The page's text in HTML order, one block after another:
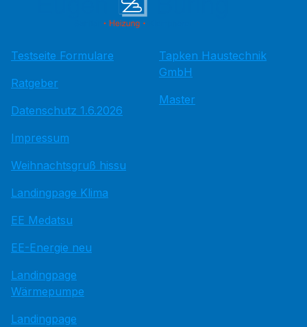
Testseite Formulare
Ratgeber
Datenschutz 1.6.2026
Impressum
Weihnachtsgruß hissu
Landingpage Klima
EE Medatsu
EE-Energie neu
Landingpage
Wärmepumpe
Landingpage
Tapken Haustechnik
GmbH
Master